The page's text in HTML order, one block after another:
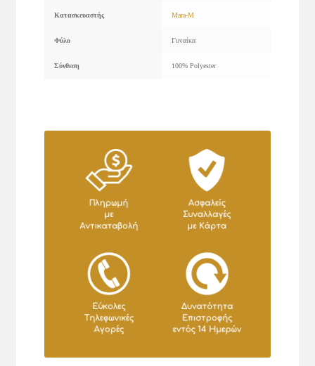
Κατασκευαστής Mara-M
Φύλο Γυναίκα
Σύνθεση 100% Polyester